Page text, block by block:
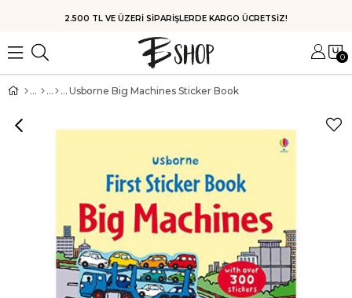
HIZLI KARGO
0
Usborne Big Machines Sticker Book